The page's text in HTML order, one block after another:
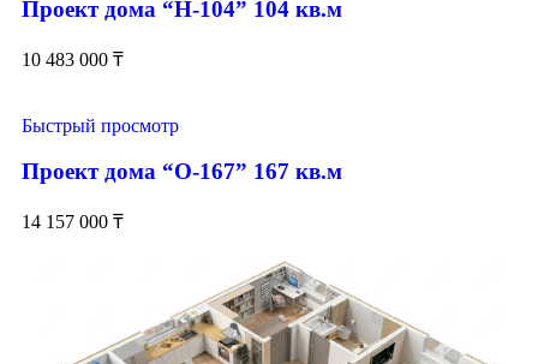
Проект дома “Н-104” 104 кв.м
10 483 000 ₸
Быстрый просмотр
Проект дома “О-167” 167 кв.м
14 157 000 ₸